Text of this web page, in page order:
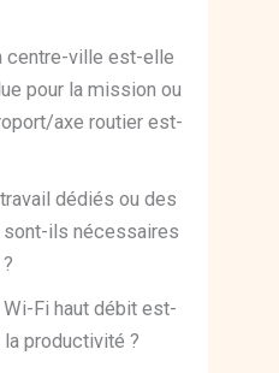
centre-ville est-elle
pour la mission ou
axe routier est-
dédiés ou des
sont-ils nécessaires
Wi-Fi haut débit est-
productivité ?